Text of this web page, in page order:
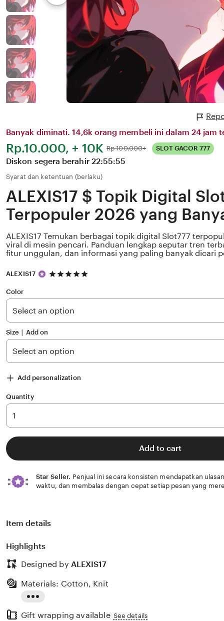
Banyak diminati. 14,6k orang membeli ini dalam 24 jam
Harga:
Rp.10.000, + 10K Normal:
Rp 100.000+ SLOT GACOR 777
Diskon segera berahir 22:55:55
Syarat dan ketentuan (berlaku)
ALEXIS17 $ Topik Digital
Terpopuler 2026 yang
ALEXIS17 Temukan berbagai topik digital Slot777
viral di mesin pencari. Panduan lengkap seputar tren
fitur unggulan, dan informasi yang paling banyak dicari
ALEXIS17
5
5
stars
Color
Size ∣ Add on
Add personalization
Quantity
Add to cart
Star Seller. Penjual ini secara konsisten mendapatkan
waktu, dan membalas dengan cepat setiap pesan yang
Item details
Highlights
Designed by ALEXIS17
the
Materials: Cotton, Knit
Gift wrapping available See details